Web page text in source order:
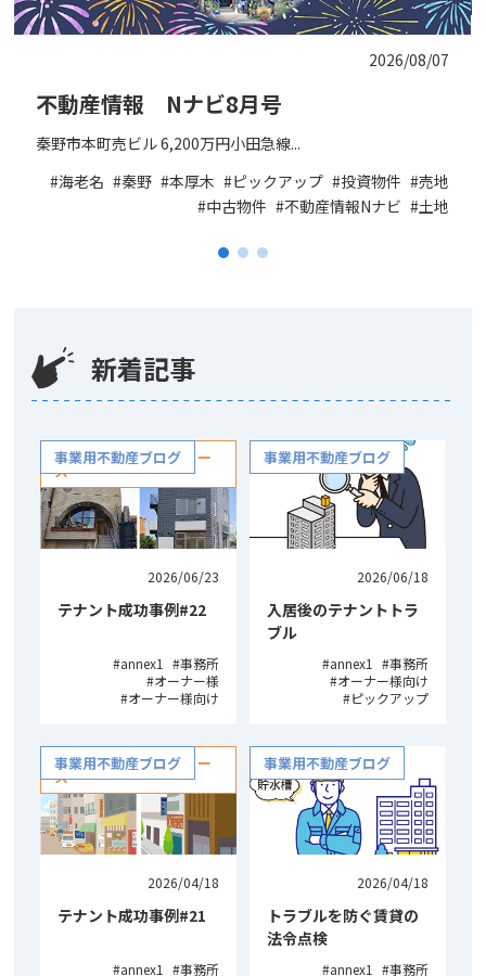
2026/08/07
不動産情報 Nナビ8月号
秦野市本町売ビル 6,200万円小田急線...
海老名
秦野 本厚木 ピックアップ 投資物件
売地
中古物件
不動産情報Nナビ 土地
新着記事
NISHIDAの不動産ニュー
ス
事業用不動産ブログ
2026/06/23
テナント成功事例#22
annex1
事務所
オーナー様
オーナー様向け
事業用不動産ブログ
2026/06/18
入居後のテナントトラ
ブル
annex1
事務所
オーナー様向け
ピックアップ
NISHIDAの不動産ニュー
ス
事業用不動産ブログ
2026/04/18
テナント成功事例#21
annex1 事務所
事業用不動産ブログ
2026/04/18
トラブルを防ぐ賃貸の
法令点検
annex1 事務所